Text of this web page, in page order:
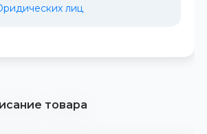
лиц
товара